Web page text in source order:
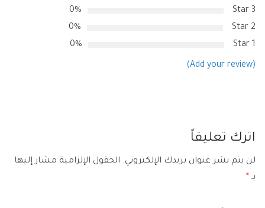
3 Star
0%
2 Star
0%
1 Star
0%
(Add your review)
اترك تعليقاً
لن يتم نشر عنوان بريدك الإلكتروني. الحقول الإلزامية مشار إليها
بـ *